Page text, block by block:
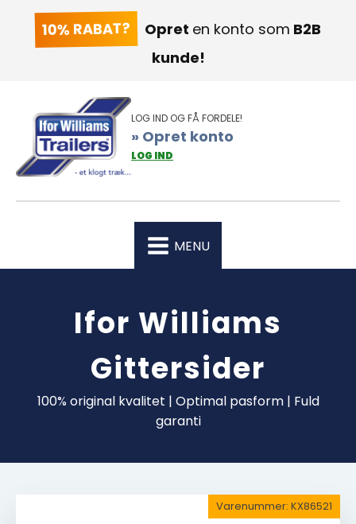
10% RABAT? Opret en konto som B2B
kunde!
LOG IND OG FÅ FORDELE!
» Opret konto
LOG IND
MENU
Ifor Williams
Gittersider
100% original kvalitet | Optimal pasform | Fuld
garanti
Varenummer: KX86521